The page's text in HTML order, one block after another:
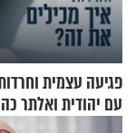
פגיעה עצמית
עם יהודית ואלתר